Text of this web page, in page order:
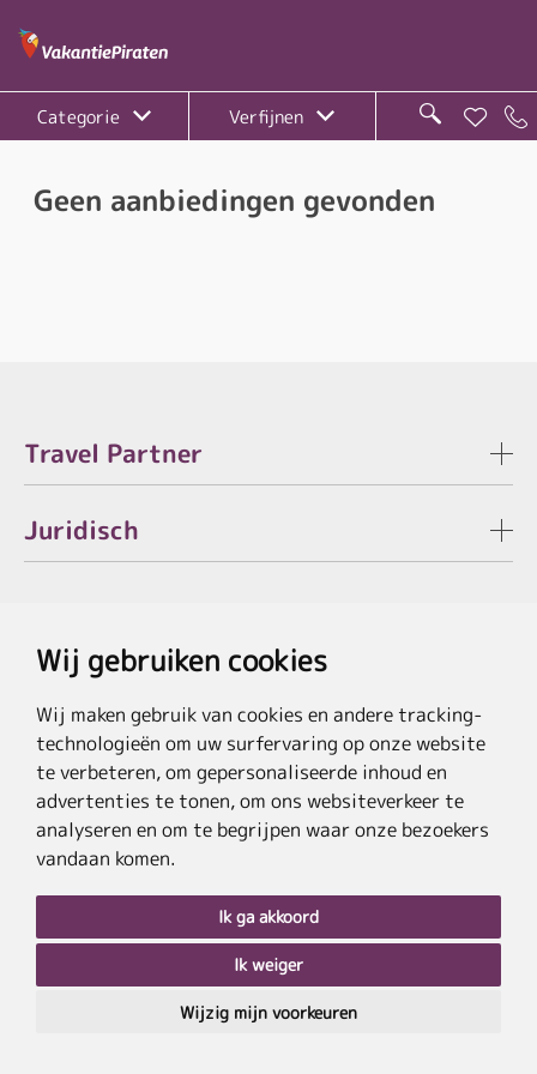
Wij gebruiken cookies
Wij maken gebruik van cookies en andere tracking-
technologieën om uw surfervaring op onze website
te verbeteren, om gepersonaliseerde inhoud en
advertenties te tonen, om ons websiteverkeer te
analyseren en om te begrijpen waar onze bezoekers
vandaan komen.
Ik ga akkoord
Ik weiger
Wijzig mijn voorkeuren
Categorie Verfijnen
Geen aanbiedingen gevonden
Travel Partner
Juridisch
* De besparing verwijst naar de actuele lijstprijzen van de hotels, bij
pakketaanbiedingen naar de som van de prijzen van de afzonderlijke diensten.
reisorganisator.